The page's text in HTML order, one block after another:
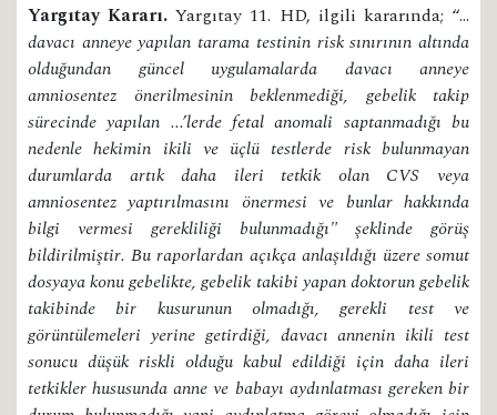
Yargıtay Kararı. Yargıtay 11. HD, ilgili kararında; “…
davacı anneye yapılan tarama testinin risk sınırının altında
olduğundan güncel uygulamalarda davacı anneye
amniosentez önerilmesinin beklenmediği, gebelik takip
sürecinde yapılan ...’lerde fetal anomali saptanmadığı bu
nedenle hekimin ikili ve üçlü testlerde risk bulunmayan
durumlarda artık daha ileri tetkik olan CVS veya
amniosentez yaptırılmasını önermesi ve bunlar hakkında
bilgi vermesi gerekliliği bulunmadığı" şeklinde görüş
bildirilmiştir. Bu raporlardan açıkça anlaşıldığı üzere somut
dosyaya konu gebelikte, gebelik takibi yapan doktorun gebelik
takibinde bir kusurunun olmadığı, gerekli test ve
görüntülemeleri yerine getirdiği, davacı annenin ikili test
sonucu düşük riskli olduğu kabul edildiği için daha ileri
tetkikler hususunda anne ve babayı aydınlatması gereken bir